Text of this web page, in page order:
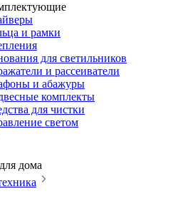
и рамки
для светильников
и рассеиватели
и абажуры
комплекты
для чистки
светом
дома